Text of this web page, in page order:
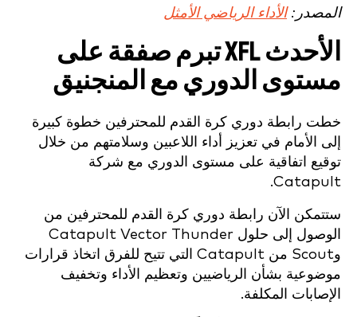
المصدر:الأداء الرياضي الأمثل
الأحدث XFL تبرم صفقة على
مستوى الدوري مع المنجنيق
خطت رابطة دوري كرة القدم للمحترفين خطوة كبيرة
إلى الأمام في تعزيز أداء اللاعبين وسلامتهم من خلال
توقيع اتفاقية على مستوى الدوري مع شركة
Catapult.
ستتمكن الآن رابطة دوري كرة القدم للمحترفين من
الوصول إلى حلول Catapult Vector Thunder
وScout من Catapult التي تتيح للفرق اتخاذ قرارات
موضوعية بشأن الرياضيين وتعظيم الأداء وتخفيف
الإصابات المكلفة.